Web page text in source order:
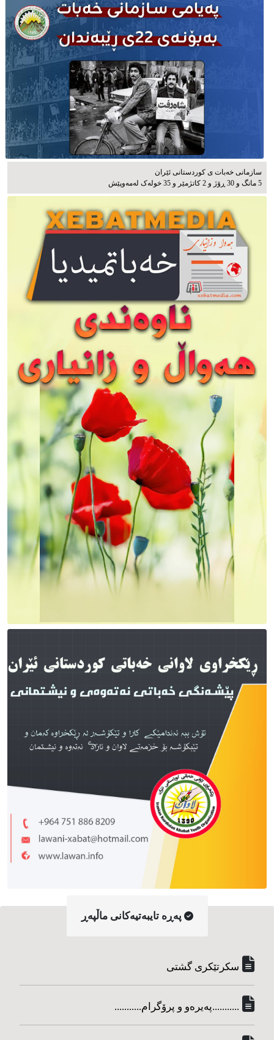
سازمانی خەبات ی كوردستانی ئێران
5 مانگ و 30 ڕۆژ و 2 کاتژمێر و 35 خوله‌ک له‌مه‌وپێش‌
په‌ڕه‌ تایبه‌تیه‌کانی ماڵپه‌ڕ
سکرتێکری گشتی
...........په‌یره‌و و پرۆگرام...........